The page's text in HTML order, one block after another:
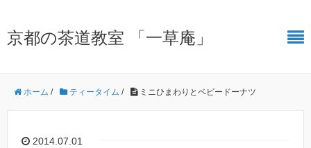
京都の茶道教室 「一草庵」
ホーム / ティータイム / ミニひまわりとベビードーナツ
2014.07.01